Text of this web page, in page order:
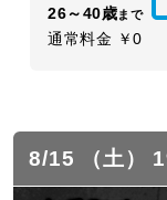
26～40歳まで
通常料金 ￥0
8/15 （土）